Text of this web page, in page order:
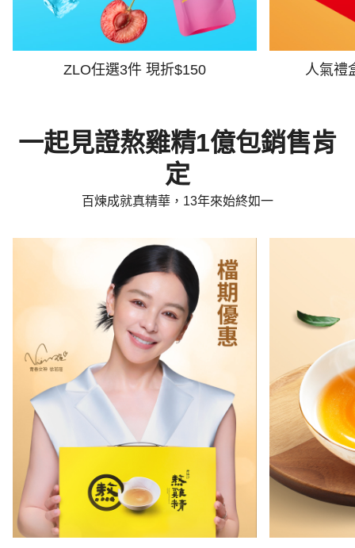
ZLO任選3件 現折$150 人氣禮
一起見證熬雞精1億包銷售肯
定
百煉成就真精華，13年來始終如一